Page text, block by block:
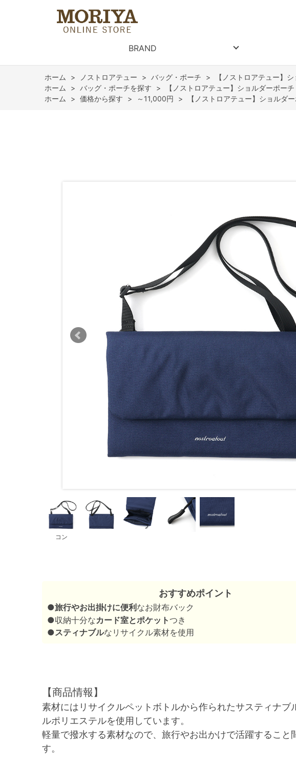
BRAND
ホーム > ノストロアテュー > バッグ・ポーチ >
【ノストロアテュー】
ホーム
> バッグ・ポーチを探す >
【ノストロアテュー】ショルダーポー
ホーム
> 価格から探す > ～11,000円 > 【ノストロアテュー】ショルダ
コン
おすすめポイント
●旅行やお出掛けに便利 なお財布バック
●収納十分なカード室とポケットつき
●スティナブルなリサイクル素材を使用
【商品情報】
素材にはリサイクルペットボトルから作られたサスティナブ
ルポリエステルを使用しています。
軽量で撥水する素材なので、旅行やお出かけで活躍すること
す。